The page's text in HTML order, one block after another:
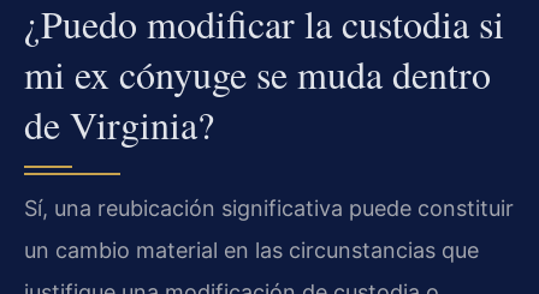
¿Puedo modificar la custodia si
mi ex cónyuge se muda dentro
de Virginia?
Sí, una reubicación significativa puede constituir
un cambio material en las circunstancias que